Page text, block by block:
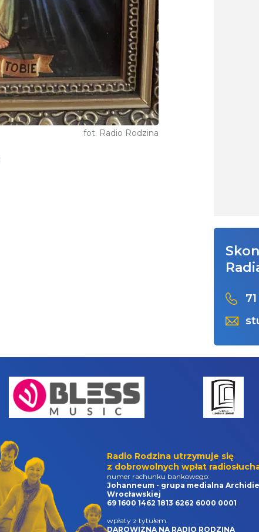
fot. Radio Rodzina
Radio Rodzina utrzymuje się
z dobrowolnych wpłat
numer rachunku bankowego:
Johanneum - grupa medialna
Wrocławskiej
69 1600 1462 1813 6262 6000 0001
wpłaty z tytułem:
DAROWIZNA NA RADIO RODZINA